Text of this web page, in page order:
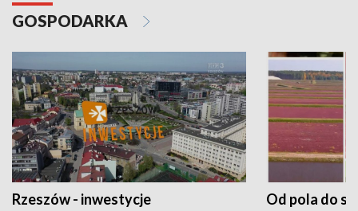
GOSPODARKA
Rzeszów - inwestycje Od pola do